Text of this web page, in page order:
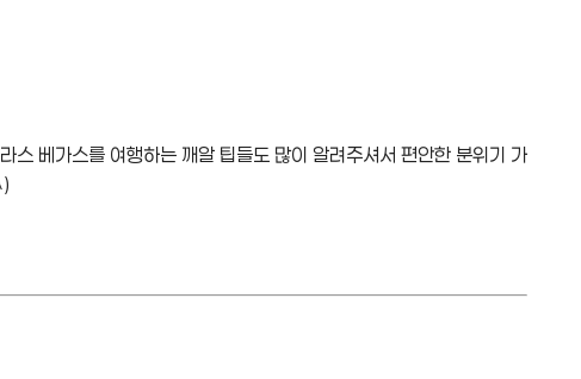
스 베가스를 여행하는 깨알 팁들도 많이 알려주셔서 편안한 분위기 가